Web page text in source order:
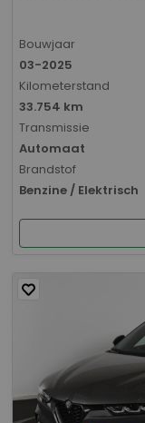
Bouwjaar
03-2025
Kilometerstand
33.754 km
Transmissie
Automaat
Brandstof
Benzine / Elektrisch